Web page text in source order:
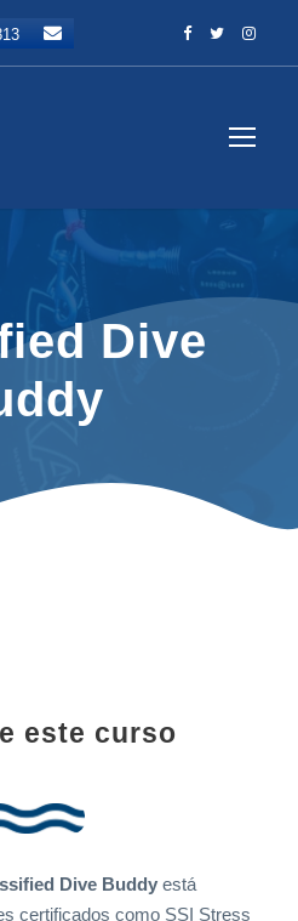
Abrir
Dive
este curso
Dive Buddy está
certificados como SSI Stress